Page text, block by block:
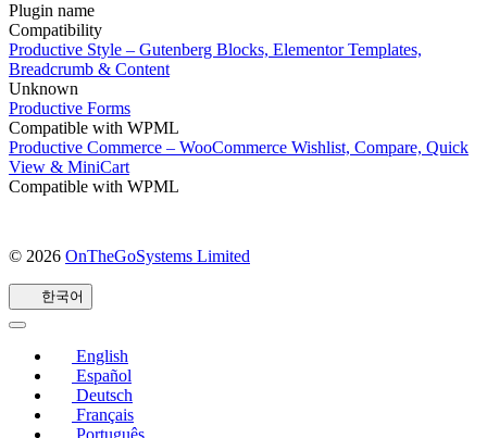
Plugin name
Compatibility
Productive Style – Gutenberg Blocks, Elementor Templates,
Breadcrumb & Content
Unknown
Productive Forms
Compatible with WPML
Productive Commerce – WooCommerce Wishlist, Compare, Quick
View & MiniCart
Compatible with WPML
© 2026 OnTheGoSystems Limited
한국어
English
Español
Deutsch
Français
Português